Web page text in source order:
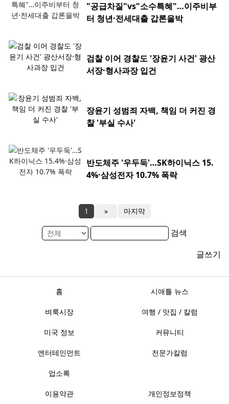
"공급차질"vs"소수특혜"…이주비부
터 청년·전세대출 갑론을박
검찰 이어 경찰도 '장윤기 사건' 광산
서장·형사과장 입건
장윤기 성범죄 자백, 책임 더 커진 경
찰 '부실 수사'
반도체주 '우두둑'…SK하이닉스 15.
4%·삼성전자 10.7% 폭락
1 » 마지막
검색
글쓰기
홈 시애틀 뉴스
벼룩시장 여행 / 맛집 / 칼럼
미국 정보 커뮤니티
엔터테인먼트 전문가칼럼
업소록
이용약관 개인정보정책